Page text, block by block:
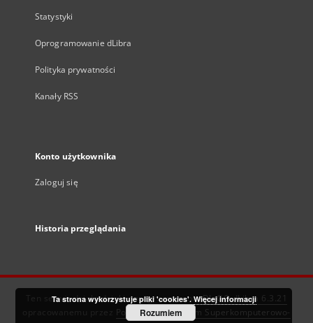
Statystyki
Oprogramowanie dLibra
Polityka prywatności
Kanały RSS
Konto użytkownika
Zaloguj się
Historia przeglądania
Ten serwis działa dzięki oprogramowaniuDInGO dLibra 6.3.21
Poznańskie Centrum Superkomputerowo-
Ta strona wykorzystuje pliki 'cookies'. Więcej informacji
Rozumiem